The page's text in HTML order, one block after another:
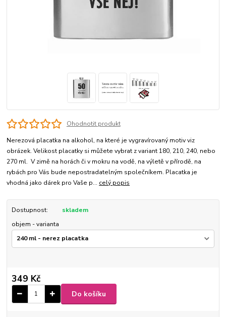
Ohodnotit produkt
Nerezová placatka na alkohol, na které je vygravírovaný motiv viz
obrázek. Velikost placatky si můžete vybrat z variant 180, 210, 240, nebo
270 ml. V zimě na horách či v mokru na vodě, na výletě v přírodě, na
rybách pro Vás bude nepostradatelným společníkem. Placatka je
vhodná jako dárek pro Vaše p... celý popis
Dostupnost:
skladem
objem - varianta
349 Kč
Do košíku